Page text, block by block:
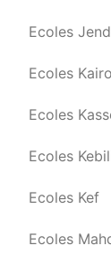
Ecoles
Ecoles
Ecoles
Ecoles
Ecoles Kef
Ecoles